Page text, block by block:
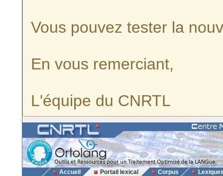
Vous pouvez tester la
En vous remerciant,
L'équipe du CNRTL
Accueil Portail lexical Corpus